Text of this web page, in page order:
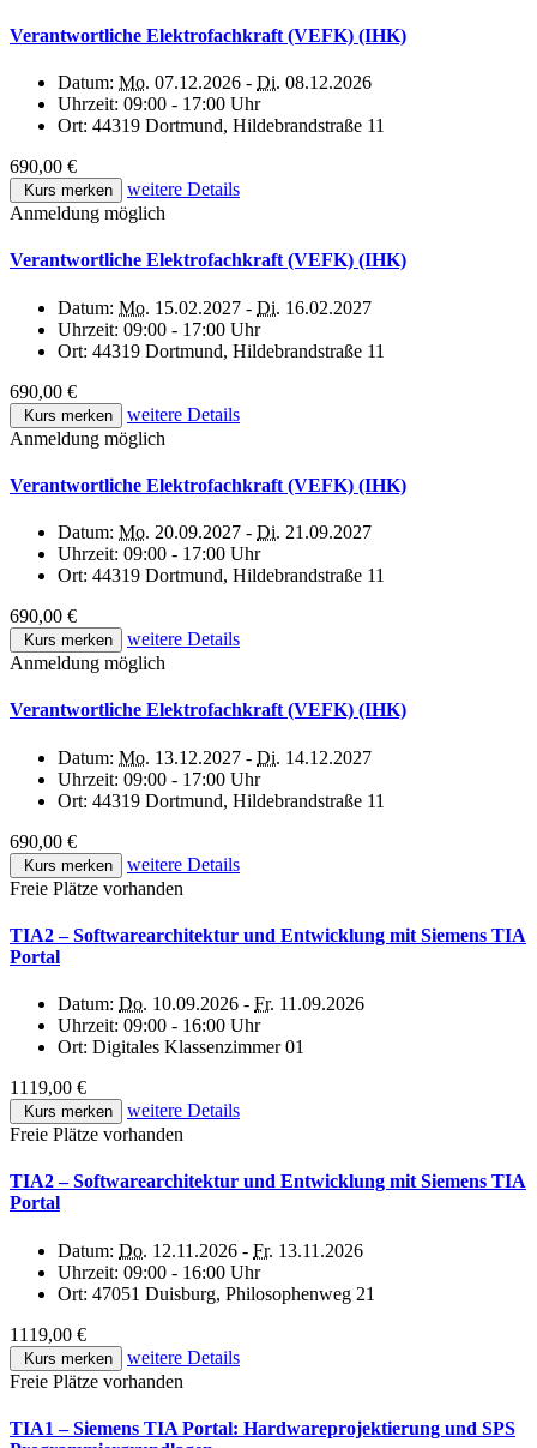
Verantwortliche Elektrofachkraft (VEFK) (IHK)
Datum: Mo. 07.12.2026 - Di. 08.12.2026
Uhrzeit: 09:00 - 17:00 Uhr
Ort: 44319 Dortmund, Hildebrandstraße 11
690,00 €
Kurs merken
weitere Details
Anmeldung möglich
Verantwortliche Elektrofachkraft (VEFK) (IHK)
Datum: Mo. 15.02.2027 - Di. 16.02.2027
Uhrzeit: 09:00 - 17:00 Uhr
Ort: 44319 Dortmund, Hildebrandstraße 11
690,00 €
Kurs merken
weitere Details
Anmeldung möglich
Verantwortliche Elektrofachkraft (VEFK) (IHK)
Datum: Mo. 20.09.2027 - Di. 21.09.2027
Uhrzeit: 09:00 - 17:00 Uhr
Ort: 44319 Dortmund, Hildebrandstraße 11
690,00 €
Kurs merken
weitere Details
Anmeldung möglich
Verantwortliche Elektrofachkraft (VEFK) (IHK)
Datum: Mo. 13.12.2027 - Di. 14.12.2027
Uhrzeit: 09:00 - 17:00 Uhr
Ort: 44319 Dortmund, Hildebrandstraße 11
690,00 €
Kurs merken
weitere Details
Freie Plätze vorhanden
TIA2 – Softwarearchitektur und Entwicklung mit Siemens TIA
Portal
Datum: Do. 10.09.2026 - Fr. 11.09.2026
Uhrzeit: 09:00 - 16:00 Uhr
Ort: Digitales Klassenzimmer 01
1119,00 €
Kurs merken
weitere Details
Freie Plätze vorhanden
TIA2 – Softwarearchitektur und Entwicklung mit Siemens TIA
Portal
Datum: Do. 12.11.2026 - Fr. 13.11.2026
Uhrzeit: 09:00 - 16:00 Uhr
Ort: 47051 Duisburg, Philosophenweg 21
1119,00 €
Kurs merken
weitere Details
Freie Plätze vorhanden
TIA1 – Siemens TIA Portal: Hardwareprojektierung und SPS